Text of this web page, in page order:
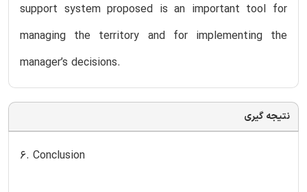
support system proposed is an important tool for
managing the territory and for implementing the
manager’s decisions.
نتیجه گیری
6. Conclusion